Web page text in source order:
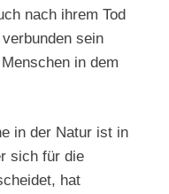
nach ihrem Tod
sein
in dem
in der Natur ist in
sich für die
hat